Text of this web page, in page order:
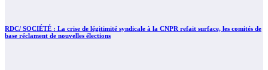
RDC/ SOCIÉTÉ : La crise de légitimité syndicale à la CNPR refait surface, les comités de
base réclament de nouvelles élections